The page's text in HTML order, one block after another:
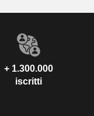
+ 1.300.000
iscritti